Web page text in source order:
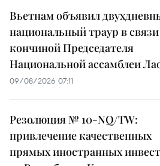
Вьетнам объявил
национальный траур в связи
кончиной Председателя
Национальной ассамблеи
09/08/2026 07:11
Резолюция № 10-NQ/TW:
привлечение качественных
прямых иностранных